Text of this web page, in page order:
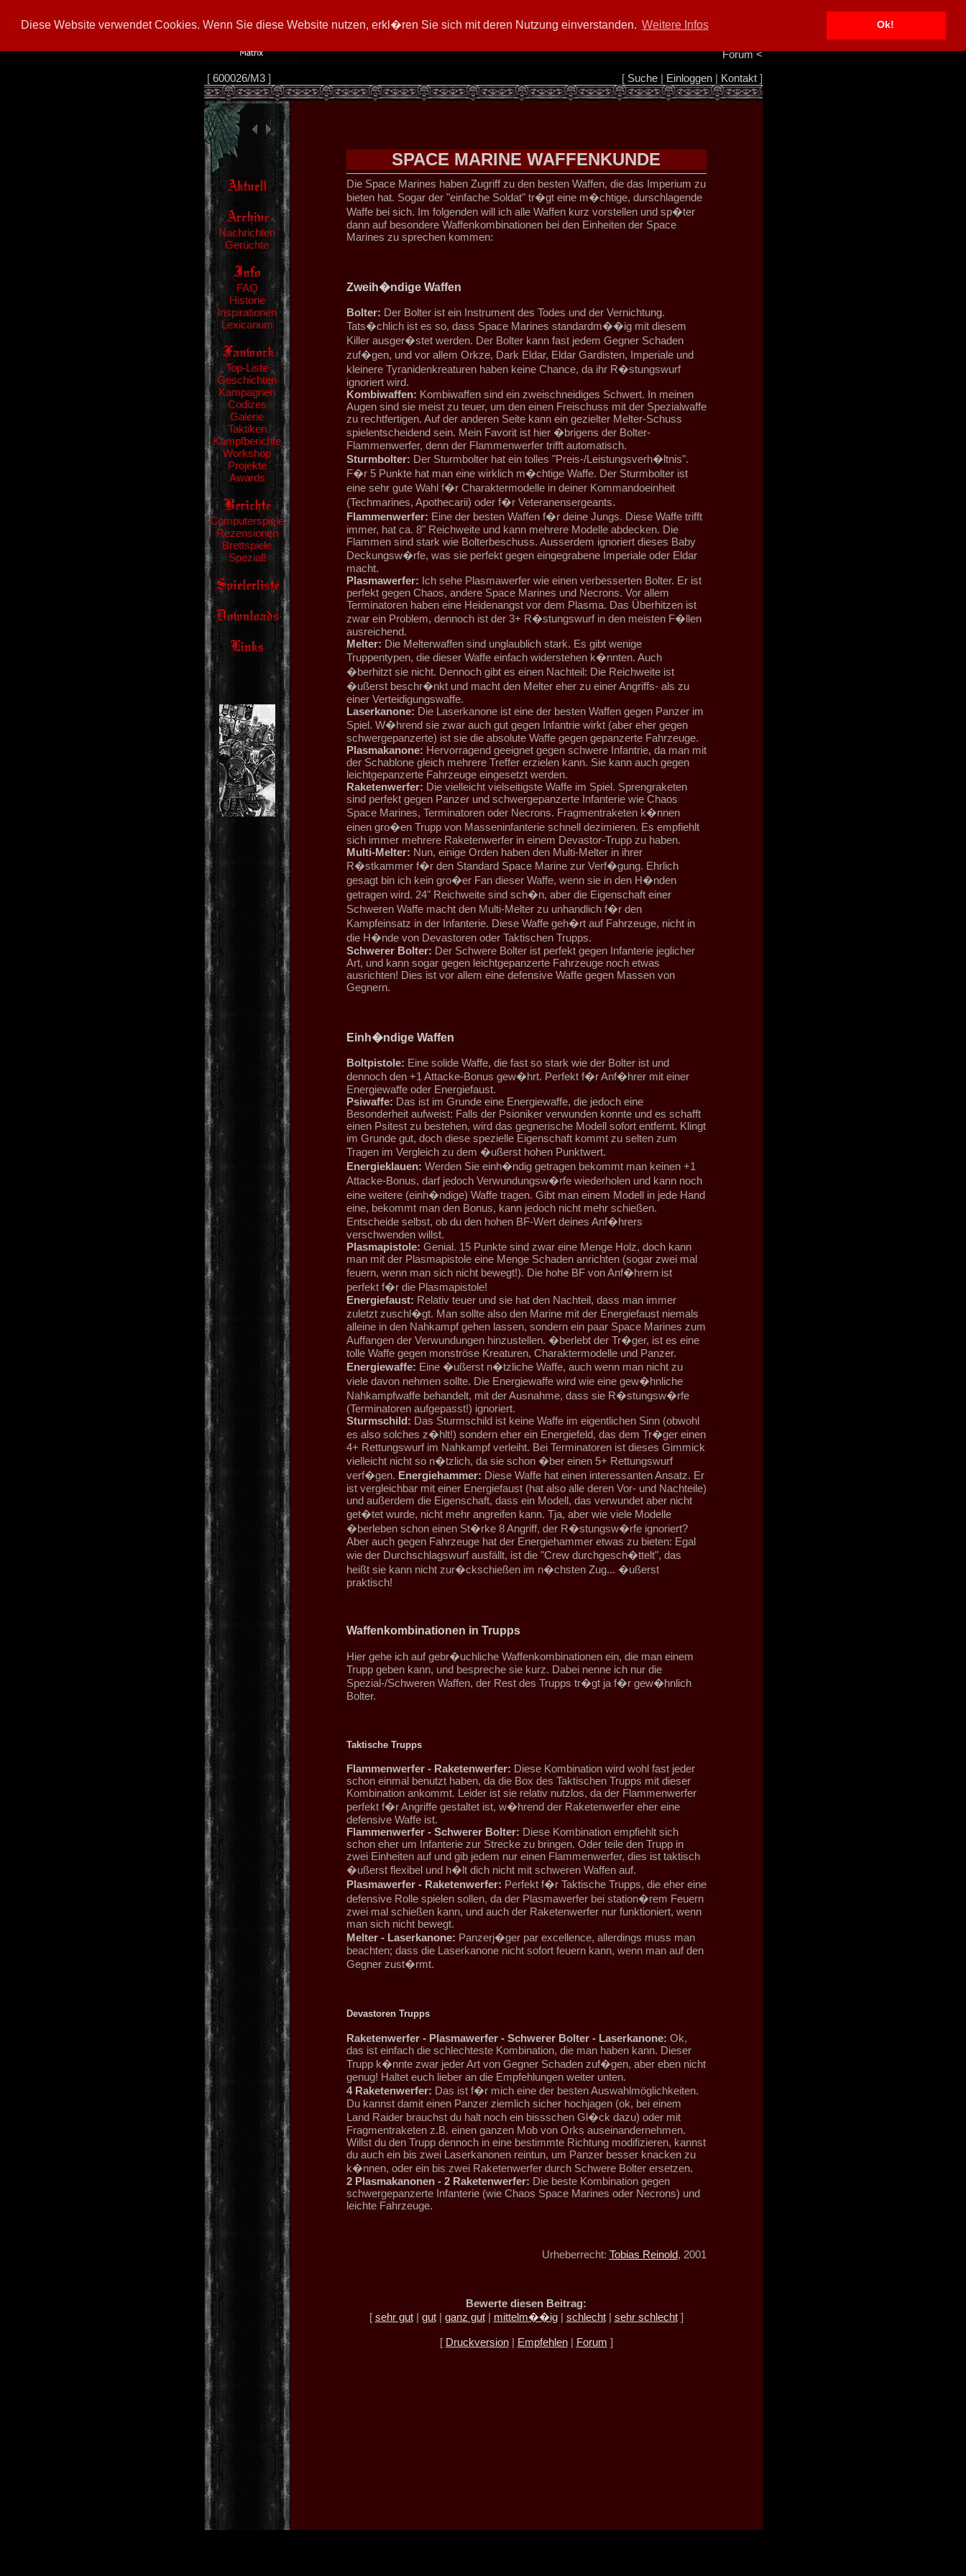
Diese Website verwendet Cookies. Wenn Sie diese Website nutzen, erkl�ren Sie sich mit deren Nutzung einverstanden. Weitere Infos Ok!
Info/Impressum
Forum<
[ 600026/M3] [ Suche| Einloggen| Kontakt]
Nachrichten
Gerüchte
FAQ
Historie
Inspirationen
Lexicanum
Top-Liste
Geschichten
Kampagnen
Codizes
Galerie
Taktiken
Kampfberichte
Workshop
Projekte
Awards
Computerspiele
Rezensionen
Brettspiele
Spezial!
SPACE MARINE WAFFENKUNDE
Die Space Marines haben Zugriff zu den besten Waffen, die das Imperium zu
bieten hat. Sogar der "einfache Soldat" tr�gt eine m�chtige, durschlagende
Waffe bei sich. Im folgenden will ich alle Waffen kurz vorstellen und sp�ter
dann auf besondere Waffenkombinationen bei den Einheiten der Space
Marines zu sprechen kommen:
Zweih�ndige Waffen
Bolter: Der Bolter ist ein Instrument des Todes und der Vernichtung.
Tats�chlich ist es so, dass Space Marines standardm��ig mit diesem
Killer ausger�stet werden. Der Bolter kann fast jedem Gegner Schaden
zuf�gen, und vor allem Orkze, Dark Eldar, Eldar Gardisten, Imperiale und
kleinere Tyranidenkreaturen haben keine Chance, da ihr R�stungswurf
ignoriert wird.
Kombiwaffen: Kombiwaffen sind ein zweischneidiges Schwert. In meinen
Augen sind sie meist zu teuer, um den einen Freischuss mit der Spezialwaffe
zu rechtfertigen. Auf der anderen Seite kann ein gezielter Melter-Schuss
spielentscheidend sein. Mein Favorit ist hier �brigens der Bolter-
Flammenwerfer, denn der Flammenwerfer trifft automatisch.
Sturmbolter: Der Sturmbolter hat ein tolles "Preis-/Leistungsverh�ltnis".
F�r 5 Punkte hat man eine wirklich m�chtige Waffe. Der Sturmbolter ist
eine sehr gute Wahl f�r Charaktermodelle in deiner Kommandoeinheit
(Techmarines, Apothecarii) oder f�r Veteranensergeants.
Flammenwerfer: Eine der besten Waffen f�r deine Jungs. Diese Waffe trifft
immer, hat ca. 8" Reichweite und kann mehrere Modelle abdecken. Die
Flammen sind stark wie Bolterbeschuss. Ausserdem ignoriert dieses Baby
Deckungsw�rfe, was sie perfekt gegen eingegrabene Imperiale oder Eldar
macht.
Plasmawerfer: Ich sehe Plasmawerfer wie einen verbesserten Bolter. Er ist
perfekt gegen Chaos, andere Space Marines und Necrons. Vor allem
Terminatoren haben eine Heidenangst vor dem Plasma. Das Überhitzen ist
zwar ein Problem, dennoch ist der 3+ R�stungswurf in den meisten F�llen
ausreichend.
Melter: Die Melterwaffen sind unglaublich stark. Es gibt wenige
Truppentypen, die dieser Waffe einfach widerstehen k�nnten. Auch
�berhitzt sie nicht. Dennoch gibt es einen Nachteil: Die Reichweite ist
�ußerst beschr�nkt und macht den Melter eher zu einer Angriffs- als zu
einer Verteidigungswaffe.
Laserkanone: Die Laserkanone ist eine der besten Waffen gegen Panzer im
Spiel. W�hrend sie zwar auch gut gegen Infantrie wirkt (aber eher gegen
schwergepanzerte) ist sie die absolute Waffe gegen gepanzerte Fahrzeuge.
Plasmakanone: Hervorragend geeignet gegen schwere Infantrie, da man mit
der Schablone gleich mehrere Treffer erzielen kann. Sie kann auch gegen
leichtgepanzerte Fahrzeuge eingesetzt werden.
Raketenwerfer: Die vielleicht vielseitigste Waffe im Spiel. Sprengraketen
sind perfekt gegen Panzer und schwergepanzerte Infanterie wie Chaos
Space Marines, Terminatoren oder Necrons. Fragmentraketen k�nnen
einen gro�en Trupp von Masseninfanterie schnell dezimieren. Es empfiehlt
sich immer mehrere Raketenwerfer in einem Devastor-Trupp zu haben.
Multi-Melter: Nun, einige Orden haben den Multi-Melter in ihrer
R�stkammer f�r den Standard Space Marine zur Verf�gung. Ehrlich
gesagt bin ich kein gro�er Fan dieser Waffe, wenn sie in den H�nden
getragen wird. 24" Reichweite sind sch�n, aber die Eigenschaft einer
Schweren Waffe macht den Multi-Melter zu unhandlich f�r den
Kampfeinsatz in der Infanterie. Diese Waffe geh�rt auf Fahrzeuge, nicht in
die H�nde von Devastoren oder Taktischen Trupps.
Schwerer Bolter: Der Schwere Bolter ist perfekt gegen Infanterie jeglicher
Art, und kann sogar gegen leichtgepanzerte Fahrzeuge noch etwas
ausrichten! Dies ist vor allem eine defensive Waffe gegen Massen von
Gegnern.
Einh�ndige Waffen
Boltpistole: Eine solide Waffe, die fast so stark wie der Bolter ist und
dennoch den +1 Attacke-Bonus gew�hrt. Perfekt f�r Anf�hrer mit einer
Energiewaffe oder Energiefaust.
Psiwaffe: Das ist im Grunde eine Energiewaffe, die jedoch eine
Besonderheit aufweist: Falls der Psioniker verwunden konnte und es schafft
einen Psitest zu bestehen, wird das gegnerische Modell sofort entfernt. Klingt
im Grunde gut, doch diese spezielle Eigenschaft kommt zu selten zum
Tragen im Vergleich zu dem �ußerst hohen Punktwert.
Energieklauen: Werden Sie einh�ndig getragen bekommt man keinen +1
Attacke-Bonus, darf jedoch Verwundungsw�rfe wiederholen und kann noch
eine weitere (einh�ndige) Waffe tragen. Gibt man einem Modell in jede Hand
eine, bekommt man den Bonus, kann jedoch nicht mehr schießen.
Entscheide selbst, ob du den hohen BF-Wert deines Anf�hrers
verschwenden willst.
Plasmapistole: Genial. 15 Punkte sind zwar eine Menge Holz, doch kann
man mit der Plasmapistole eine Menge Schaden anrichten (sogar zwei mal
feuern, wenn man sich nicht bewegt!). Die hohe BF von Anf�hrern ist
perfekt f�r die Plasmapistole!
Energiefaust: Relativ teuer und sie hat den Nachteil, dass man immer
zuletzt zuschl�gt. Man sollte also den Marine mit der Energiefaust niemals
alleine in den Nahkampf gehen lassen, sondern ein paar Space Marines zum
Auffangen der Verwundungen hinzustellen. �berlebt der Tr�ger, ist es eine
tolle Waffe gegen monströse Kreaturen, Charaktermodelle und Panzer.
Energiewaffe: Eine �ußerst n�tzliche Waffe, auch wenn man nicht zu
viele davon nehmen sollte. Die Energiewaffe wird wie eine gew�hnliche
Nahkampfwaffe behandelt, mit der Ausnahme, dass sie R�stungsw�rfe
(Terminatoren aufgepasst!) ignoriert.
Sturmschild: Das Sturmschild ist keine Waffe im eigentlichen Sinn (obwohl
es also solches z�hlt!) sondern eher ein Energiefeld, das dem Tr�ger einen
4+ Rettungswurf im Nahkampf verleiht. Bei Terminatoren ist dieses Gimmick
vielleicht nicht so n�tzlich, da sie schon �ber einen 5+ Rettungswurf
verf�gen. Energiehammer: Diese Waffe hat einen interessanten Ansatz. Er
ist vergleichbar mit einer Energiefaust (hat also alle deren Vor- und Nachteile)
und außerdem die Eigenschaft, dass ein Modell, das verwundet aber nicht
get�tet wurde, nicht mehr angreifen kann. Tja, aber wie viele Modelle
�berleben schon einen St�rke 8 Angriff, der R�stungsw�rfe ignoriert?
Aber auch gegen Fahrzeuge hat der Energiehammer etwas zu bieten: Egal
wie der Durchschlagswurf ausfällt, ist die "Crew durchgesch�ttelt", das
heißt sie kann nicht zur�ckschießen im n�chsten Zug... �ußerst
praktisch!
Waffenkombinationen in Trupps
Hier gehe ich auf gebr�uchliche Waffenkombinationen ein, die man einem
Trupp geben kann, und bespreche sie kurz. Dabei nenne ich nur die
Spezial-/Schweren Waffen, der Rest des Trupps tr�gt ja f�r gew�hnlich
Bolter.
Taktische Trupps
Flammenwerfer - Raketenwerfer: Diese Kombination wird wohl fast jeder
schon einmal benutzt haben, da die Box des Taktischen Trupps mit dieser
Kombination ankommt. Leider ist sie relativ nutzlos, da der Flammenwerfer
perfekt f�r Angriffe gestaltet ist, w�hrend der Raketenwerfer eher eine
defensive Waffe ist.
Flammenwerfer - Schwerer Bolter: Diese Kombination empfiehlt sich
schon eher um Infanterie zur Strecke zu bringen. Oder teile den Trupp in
zwei Einheiten auf und gib jedem nur einen Flammenwerfer, dies ist taktisch
�ußerst flexibel und h�lt dich nicht mit schweren Waffen auf.
Plasmawerfer - Raketenwerfer: Perfekt f�r Taktische Trupps, die eher eine
defensive Rolle spielen sollen, da der Plasmawerfer bei station�rem Feuern
zwei mal schießen kann, und auch der Raketenwerfer nur funktioniert, wenn
man sich nicht bewegt.
Melter - Laserkanone: Panzerj�ger par excellence, allerdings muss man
beachten; dass die Laserkanone nicht sofort feuern kann, wenn man auf den
Gegner zust�rmt.
Devastoren Trupps
Raketenwerfer - Plasmawerfer - Schwerer Bolter - Laserkanone: Ok,
das ist einfach die schlechteste Kombination, die man haben kann. Dieser
Trupp k�nnte zwar jeder Art von Gegner Schaden zuf�gen, aber eben nicht
genug! Haltet euch lieber an die Empfehlungen weiter unten.
4 Raketenwerfer: Das ist f�r mich eine der besten Auswahlmöglichkeiten.
Du kannst damit einen Panzer ziemlich sicher hochjagen (ok, bei einem
Land Raider brauchst du halt noch ein bissschen Gl�ck dazu) oder mit
Fragmentraketen z.B. einen ganzen Mob von Orks auseinandernehmen.
Willst du den Trupp dennoch in eine bestimmte Richtung modifizieren, kannst
du auch ein bis zwei Laserkanonen reintun, um Panzer besser knacken zu
k�nnen, oder ein bis zwei Raketenwerfer durch Schwere Bolter ersetzen.
2 Plasmakanonen - 2 Raketenwerfer: Die beste Kombination gegen
schwergepanzerte Infanterie (wie Chaos Space Marines oder Necrons) und
leichte Fahrzeuge.
Urheberrecht: Tobias Reinold, 2001
Bewerte diesen Beitrag:
[ sehr gut| gut| ganz gut| mittelm��ig| schlecht| sehr schlecht]
[ Druckversion| Empfehlen| Forum ]